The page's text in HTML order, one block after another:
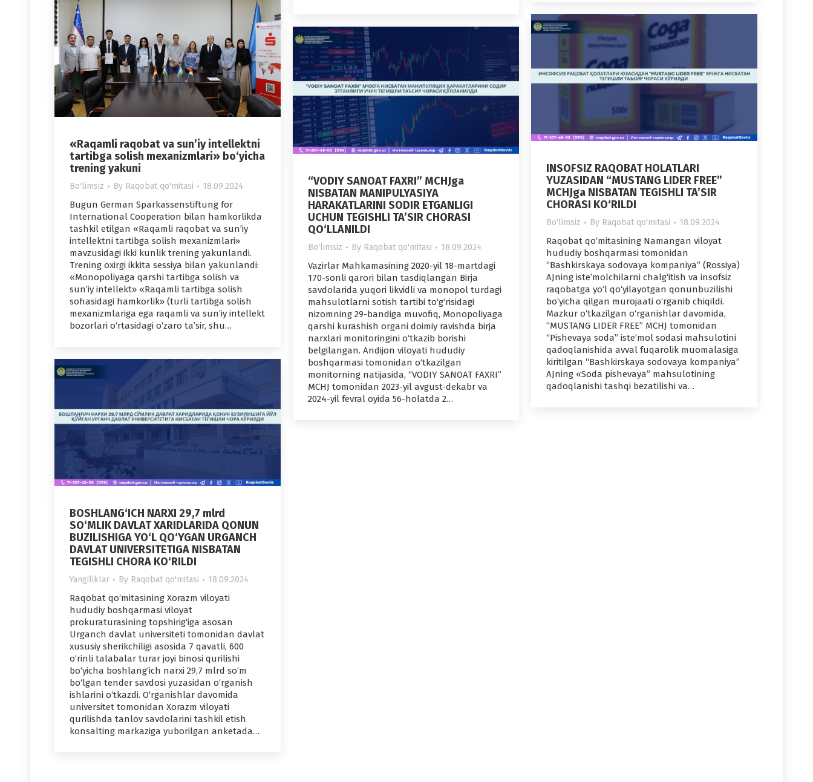
«Raqamli raqobat va sun’iy intellektni
tartibga solish mexanizmlari» bo‘yicha
trening yakuni
Bo'limsiz By Raqobat qo'mitasi 18.09.2024
Bugun German Sparkassenstiftung for
International Cooperation bilan hamkorlikda
tashkil etilgan «Raqamli raqobat va sun’iy
intellektni tartibga solish mexanizmlari»
mavzusidagi ikki kunlik trening yakunlandi.
Trening oxirgi ikkita sessiya bilan yakunlandi:
«Monopoliyaga qarshi tartibga solish va
sun’iy intellekt» «Raqamli tartibga solish
sohasidagi hamkorlik» (turli tartibga solish
mexanizmlariga ega raqamli va sun’iy intellekt
bozorlari o‘rtasidagi o‘zaro ta’sir, shu…
INSOFSIZ RAQOBAT HOLATLARI
YUZASIDAN “MUSTANG LIDER FREE”
MCHJga NISBATAN TEGISHLI TA’SIR
CHORASI KO‘RILDI
Bo'limsiz By Raqobat qo'mitasi 18.09.2024
Raqobat qo‘mitasining Namangan viloyat
hududiy boshqarmasi tomonidan
“Bashkirskaya sodovaya kompaniya” (Rossiya)
AJning iste’molchilarni chalg‘itish va insofsiz
raqobatga yo‘l qo‘yilayotgan qonunbuzilishi
bo‘yicha qilgan murojaati o‘rganib chiqildi.
Mazkur o‘tkazilgan o‘rganishlar davomida,
“MUSTANG LIDER FREE” MCHJ tomonidan
“Pishevaya soda” iste’mol sodasi mahsulotini
qadoqlanishida avval fuqarolik muomalasiga
kiritilgan “Bashkirskaya sodovaya kompaniya”
AJning «Soda pishevaya” mahsulotining
qadoqlanishi tashqi bezatilishi va…
“VODIY SANOAT FAXRI” MCHJga
NISBATAN MANIPULYASIYA
HARAKATLARINI SODIR ETGANLIGI
UCHUN TEGISHLI TA’SIR CHORASI
QO‘LLANILDI
Bo'limsiz By Raqobat qo'mitasi 18.09.2024
Vazirlar Mahkamasining 2020-yil 18-martdagi
170-sonli qarori bilan tasdiqlangan Birja
savdolarida yuqori likvidli va monopol turdagi
mahsulotlarni sotish tartibi to‘g‘risidagi
nizomning 29-bandiga muvofiq, Monopoliyaga
qarshi kurashish organi doimiy ravishda birja
narxlari monitoringini o‘tkazib borishi
belgilangan. Andijon viloyati hududiy
boshqarmasi tomonidan o‘tkazilgan
monitorning natijasida, “VODIY SANOAT FAXRI”
MCHJ tomonidan 2023-yil avgust-dekabr va
2024-yil fevral oyida 56-holatda 2…
BOSHLANG‘ICH NARXI 29,7 mlrd
SO‘MLIK DAVLAT XARIDLARIDA QONUN
BUZILISHIGA YO‘L QO‘YGAN URGANCH
DAVLAT UNIVERSITETIGA NISBATAN
TEGISHLI CHORA KO‘RILDI
Yangiliklar By Raqobat qo'mitasi 18.09.2024
Raqobat qo‘mitasining Xorazm viloyati
hududiy boshqarmasi viloyat
prokuraturasining topshirig‘iga asosan
Urganch davlat universiteti tomonidan davlat
xususiy sherikchiligi asosida 7 qavatli, 600
o‘rinli talabalar turar joyi binosi qurilishi
bo‘yicha boshlang‘ich narxi 29,7 mlrd so‘m
bo‘lgan tender savdosi yuzasidan o‘rganish
ishlarini o‘tkazdi. O‘rganishlar davomida
universitet tomonidan Xorazm viloyati
qurilishda tanlov savdolarini tashkil etish
konsalting markaziga yuborilgan anketada…